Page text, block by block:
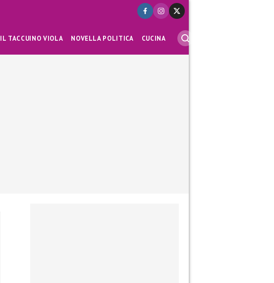
IL TACCUINO VIOLA NOVELLA POLITICA CUCINA